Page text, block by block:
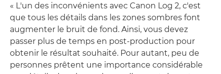
« L'un des inconvénients avec Canon Log 2, c'est
que tous les détails dans les zones sombres font
augmenter le bruit de fond. Ainsi, vous devez
passer plus de temps en post-production pour
obtenir le résultat souhaité. Pour autant, peu de
personnes prêtent une importance considérable